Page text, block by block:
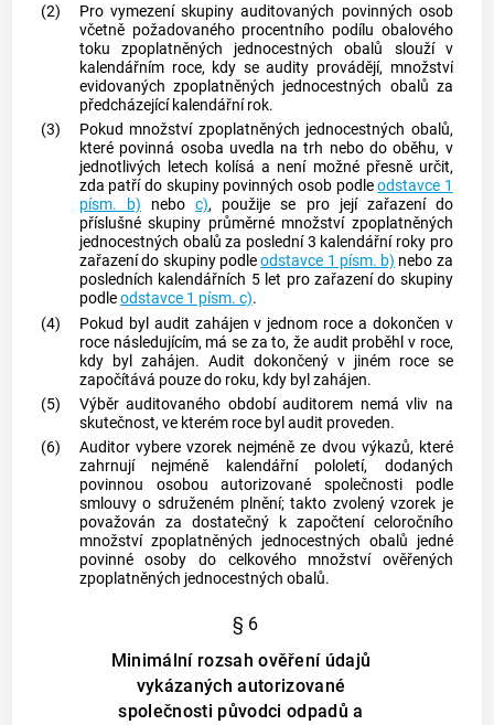
(2)
Pro vymezení skupiny auditovaných povinných osob
včetně požadovaného procentního podílu obalového
toku zpoplatněných jednocestnýchobalů slouží v
kalendářním roce, kdy se audity provádějí, množství
evidovaných zpoplatněných jednocestných obalů za
předcházející kalendářní rok.
(3)
Pokud množství zpoplatněných jednocestných obalů,
které povinná osoba uvedla na trh nebo do oběhu, v
jednotlivých letech kolísá a není možné přesně určit,
zda patří do skupiny povinných osob podleodstavce 1
písm. b) neboc), použije se pro její zařazení do
příslušné skupiny průměrné množství zpoplatněných
jednocestných obalů za poslední 3 kalendářní roky pro
zařazení do skupiny podleodstavce 1 písm. b) nebo za
posledních kalendářních 5 let pro zařazení do skupiny
podleodstavce 1 písm. c).
(4)
Pokud byl audit zahájen v jednom roce a dokončen v
roce následujícím, má se za to, že audit proběhl v roce,
kdy byl zahájen. Audit dokončený v jiném roce se
započítává pouze do roku, kdy byl zahájen.
(5)
Výběr auditovaného období auditorem nemá vliv na
skutečnost, ve kterém roce byl audit proveden.
(6)
Auditor vybere vzorek nejméně ze dvou výkazů, které
zahrnují nejméně kalendářní pololetí, dodaných
povinnou osobou autorizované společnosti podle
smlouvy o sdruženém plnění; takto zvolený vzorek je
považován za dostatečný k započtení celoročního
množství zpoplatněných jednocestných obalů jedné
povinné osoby do celkového množství ověřených
zpoplatněných jednocestných obalů.
§ 6
Minimální rozsah ověření údajů
vykázaných autorizované
společnosti původci odpadů a